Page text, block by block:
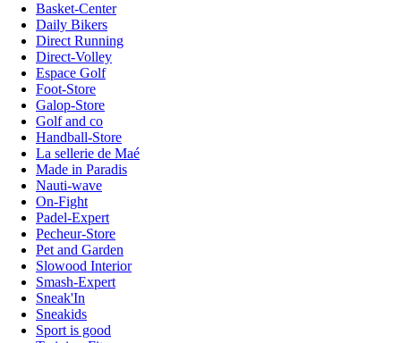
Basket-Center
Daily Bikers
Direct Running
Direct-Volley
Espace Golf
Foot-Store
Galop-Store
Golf and co
Handball-Store
La sellerie de Maé
Made in Paradis
Nauti-wave
On-Fight
Padel-Expert
Pecheur-Store
Pet and Garden
Slowood Interior
Smash-Expert
Sneak'In
Sneakids
Sport is good